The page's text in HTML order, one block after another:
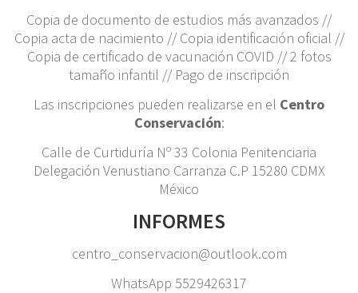
Copia de documento de estudios más avanzados //
Copia acta de nacimiento // Copia identificación oficial //
Copia de certificado de vacunación COVID // 2 fotos
tamaño infantil // Pago de inscripción
Las inscripciones pueden realizarse en el Centro
Conservación:
Calle de Curtiduría Nº 33 Colonia Penitenciaria
Delegación Venustiano Carranza C.P 15280 CDMX
México
INFORMES
centro_conservacion@outlook.com
WhatsApp 5529426317